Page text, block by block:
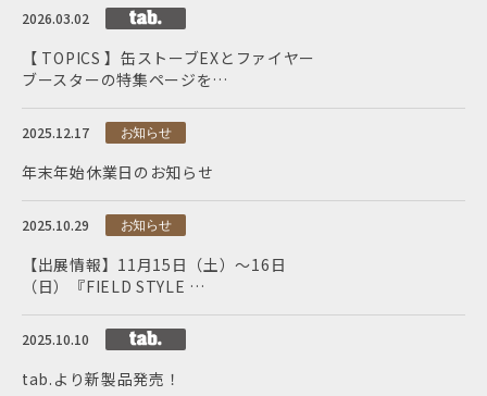
2026.03.02
【 TOPICS 】缶ストーブEXとファイヤー
ブースターの特集ページを…
2025.12.17 お知らせ
年末年始休業日のお知らせ
2025.10.29 お知らせ
【出展情報】11月15日（土）～16日
（日）『FIELD STYLE …
2025.10.10
tab.より新製品発売！